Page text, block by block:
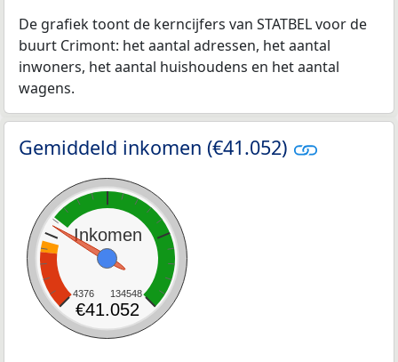
De grafiek toont de kerncijfers van STATBEL voor de
buurt Crimont: het aantal adressen, het aantal
inwoners, het aantal huishoudens en het aantal
wagens.
Gemiddeld inkomen (€41.052)
Inkomen
4376 134548
€41.052